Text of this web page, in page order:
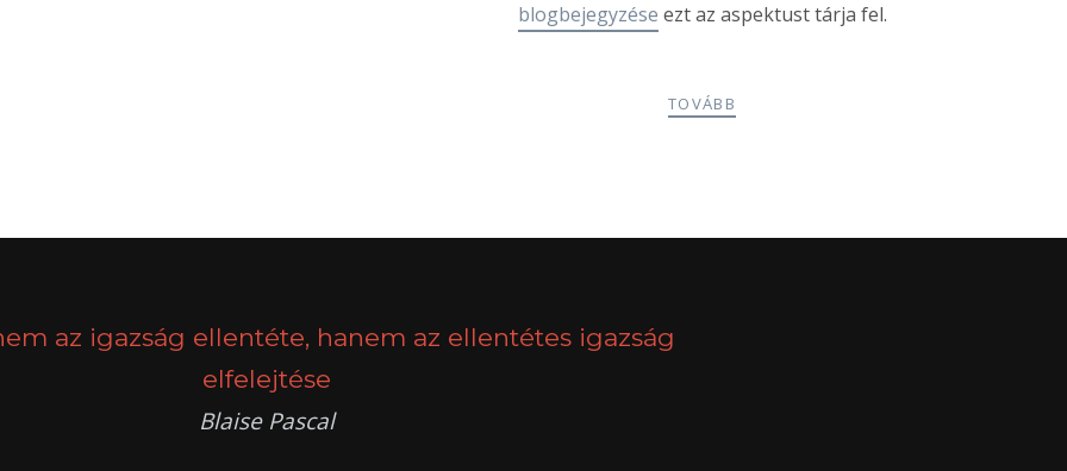
blogbejegyzése ezt az aspektust tárja fel.
TOVÁBB
az igazság ellentéte, hanem az ellentétes igazság
elfelejtése
Blaise Pascal